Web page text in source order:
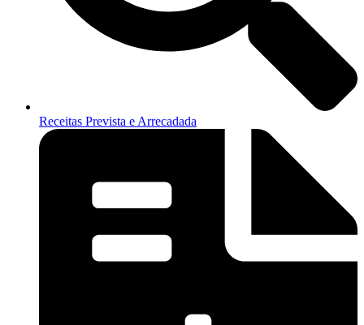
Receitas Prevista e Arrecadada